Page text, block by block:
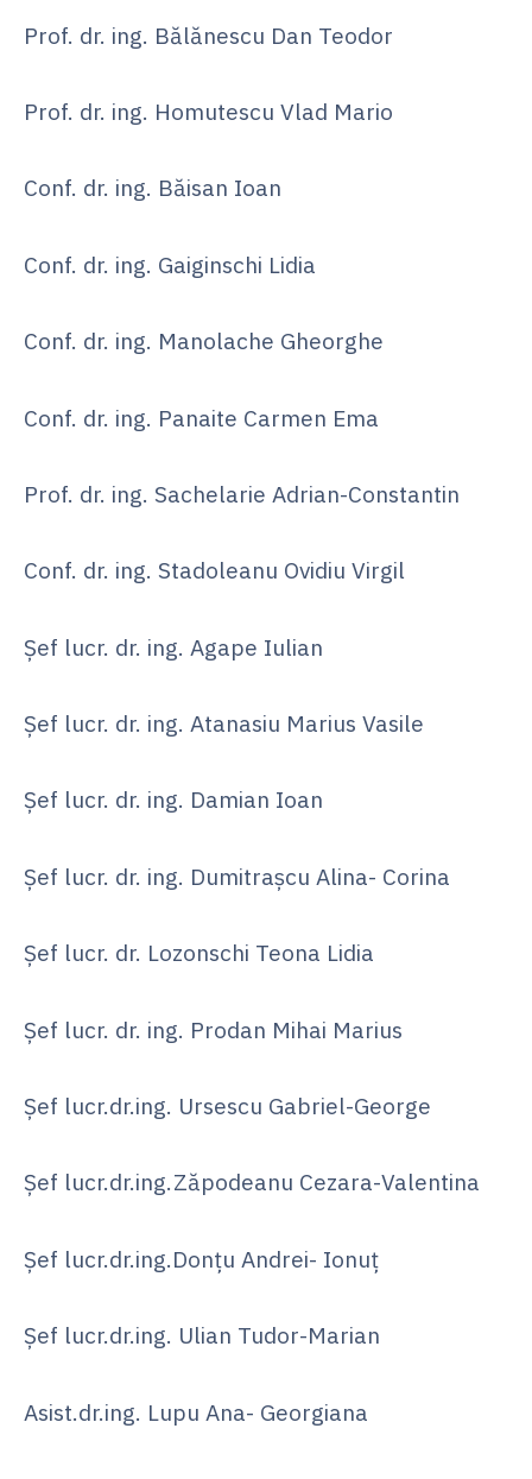
Prof. dr. ing. Bălănescu Dan Teodor
Prof. dr. ing. Homutescu Vlad Mario
Conf. dr. ing. Băisan Ioan
Conf. dr. ing. Gaiginschi Lidia
Conf. dr. ing. Manolache Gheorghe
Conf. dr. ing. Panaite Carmen Ema
Prof. dr. ing. Sachelarie Adrian-Constantin
Conf. dr. ing. Stadoleanu Ovidiu Virgil
Șef lucr. dr. ing. Agape Iulian
Şef lucr. dr. ing. Atanasiu Marius Vasile
Șef lucr. dr. ing. Damian Ioan
Şef lucr. dr. ing. Dumitraşcu Alina- Corina
Șef lucr. dr. Lozonschi Teona Lidia
Șef lucr. dr. ing. Prodan Mihai Marius
Șef lucr.dr.ing. Ursescu Gabriel-George
Șef lucr.dr.ing.Zăpodeanu Cezara-Valentina
Șef lucr.dr.ing.Donţu Andrei- Ionuţ
Șef lucr.dr.ing. Ulian Tudor-Marian
Asist.dr.ing. Lupu Ana- Georgiana